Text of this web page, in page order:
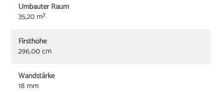
Umbauter Raum
35,20 m³
Firsthöhe
296,00 cm
Wandstärke
18 mm